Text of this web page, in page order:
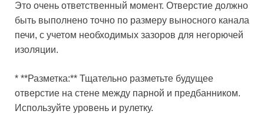
Это очень ответственный момент. Отверстие должно
быть выполнено точно по размеру выносного канала
печи, с учетом необходимых зазоров для негорючей
изоляции.
* **Разметка:** Тщательно разметьте будущее
отверстие на стене между парной и предбанником.
Используйте уровень и рулетку.